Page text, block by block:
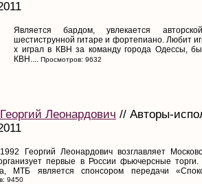
Является бардом, увлекается
шестиструнной гитаре и фортепиано. Любит
х играл в КВН за команду города Одессы,
КВН.... Просмотров: 9632
Леонардович // Авторы-
Георгий Леонардович возглавляет
первые в России фьючерсные
МТБ является спонсором передачи
9450